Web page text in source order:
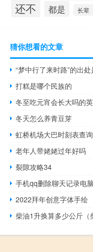
还不 都是 长辈
猜你想看的文章
“梦中行了来时路”的出处
打糕是哪个民族的
冬至吃元宵会长大吗的
冬天怎么养青豆芽
虹桥机场大巴时刻表查
老年人带姥姥过年好吗
裂隙攻略34
手机qq删除聊天记录电
2022拜年创意字体手绘
柴油1升换算多少公斤（